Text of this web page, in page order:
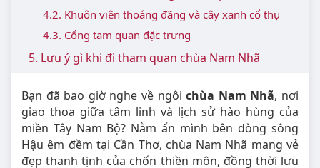
4.2. Khuôn viên thoáng đãng và cây xanh cổ thụ
4.3. Cổng tam quan đặc trưng
5. Lưu ý gì khi đi tham quan chùa Nam Nhã
Bạn đã bao giờ nghe về ngôichùa Nam Nhã, nơi
giao thoa giữa tâm linh và lịch sử hào hùng của
miền Tây Nam Bộ? Nằm ẩn mình bên dòng sông
Hậu êm đềm tại Cần Thơ, chùa Nam Nhã mang vẻ
đẹp thanh tịnh của chốn thiền môn, đồng thời lưu